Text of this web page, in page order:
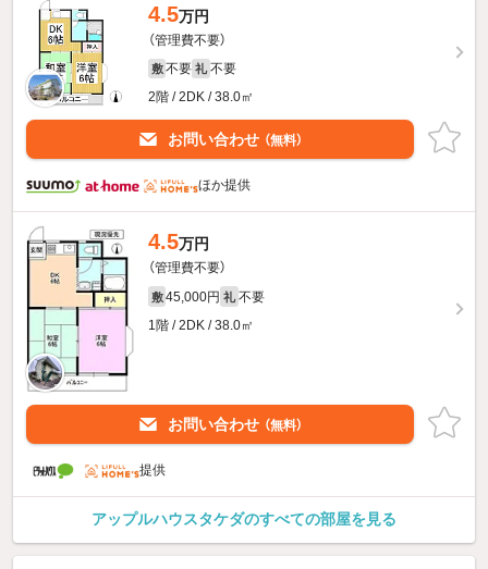
4.5万円
（管理費不要）
敷 不要 礼 不要
2階 / 2DK / 38.0㎡
お問い合わせ （無料）
ほか提供
4.5万円
（管理費不要）
敷 45,000円 礼 不要
1階 / 2DK / 38.0㎡
お問い合わせ （無料）
提供
アップルハウスタケダのすべての部屋を見る